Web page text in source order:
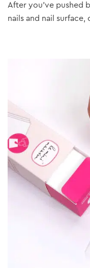
After you’ve pushed
nails and nail surface,